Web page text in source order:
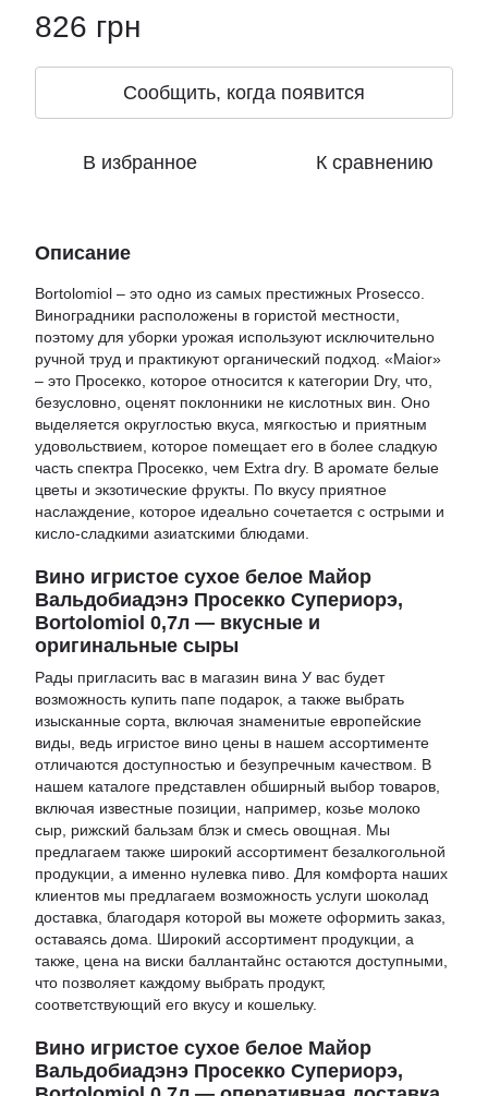
826 грн
Сообщить, когда появится
В избранное К сравнению
Описание
Bortolomiol – это одно из самых престижных Prosecco.
Виноградники расположены в гористой местности,
поэтому для уборки урожая используют исключительно
ручной труд и практикуют органический подход. «Maior»
– это Просекко, которое относится к категории Dry, что,
безусловно, оценят поклонники не кислотных вин. Оно
выделяется округлостью вкуса, мягкостью и приятным
удовольствием, которое помещает его в более сладкую
часть спектра Просекко, чем Extra dry. В аромате белые
цветы и экзотические фрукты. По вкусу приятное
наслаждение, которое идеально сочетается с острыми и
кисло-сладкими азиатскими блюдами.
Вино игристое сухое белое Майор
Вальдобиадэнэ Просекко Супериорэ,
Bortolomiol 0,7л — вкусные и
оригинальные сыры
Рады пригласить вас в магазин вина У вас будет
возможность купить папе подарок, а также выбрать
изысканные сорта, включая знаменитые европейские
виды, ведь игристое вино цены в нашем ассортименте
отличаются доступностью и безупречным качеством. В
нашем каталоге представлен обширный выбор товаров,
включая известные позиции, например, козье молоко
сыр, рижский бальзам блэк и смесь овощная. Мы
предлагаем также широкий ассортимент безалкогольной
продукции, а именно нулевка пиво. Для комфорта наших
клиентов мы предлагаем возможность услуги шоколад
доставка, благодаря которой вы можете оформить заказ,
оставаясь дома. Широкий ассортимент продукции, а
также, цена на виски баллантайнс остаются доступными,
что позволяет каждому выбрать продукт,
соответствующий его вкусу и кошельку.
Вино игристое сухое белое Майор
Вальдобиадэнэ Просекко Супериорэ,